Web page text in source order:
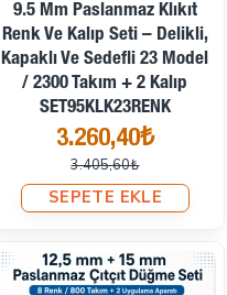
9.5 Mm Paslanmaz Klıkıt
Renk Ve Kalıp Seti – Delikli,
Kapaklı Ve Sedefli 23 Model
/ 2300 Takım + 2 Kalıp
SET95KLK23RENK
3.260,40₺
3.405,60₺
SEPETE EKLE